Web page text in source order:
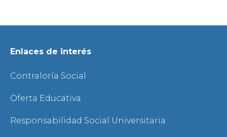
Enlaces de interés
Contraloría Social
Oferta Educativa
Responsabilidad Social Universitaria